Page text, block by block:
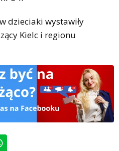
dzieciaki wystawiły
Kielc i regionu